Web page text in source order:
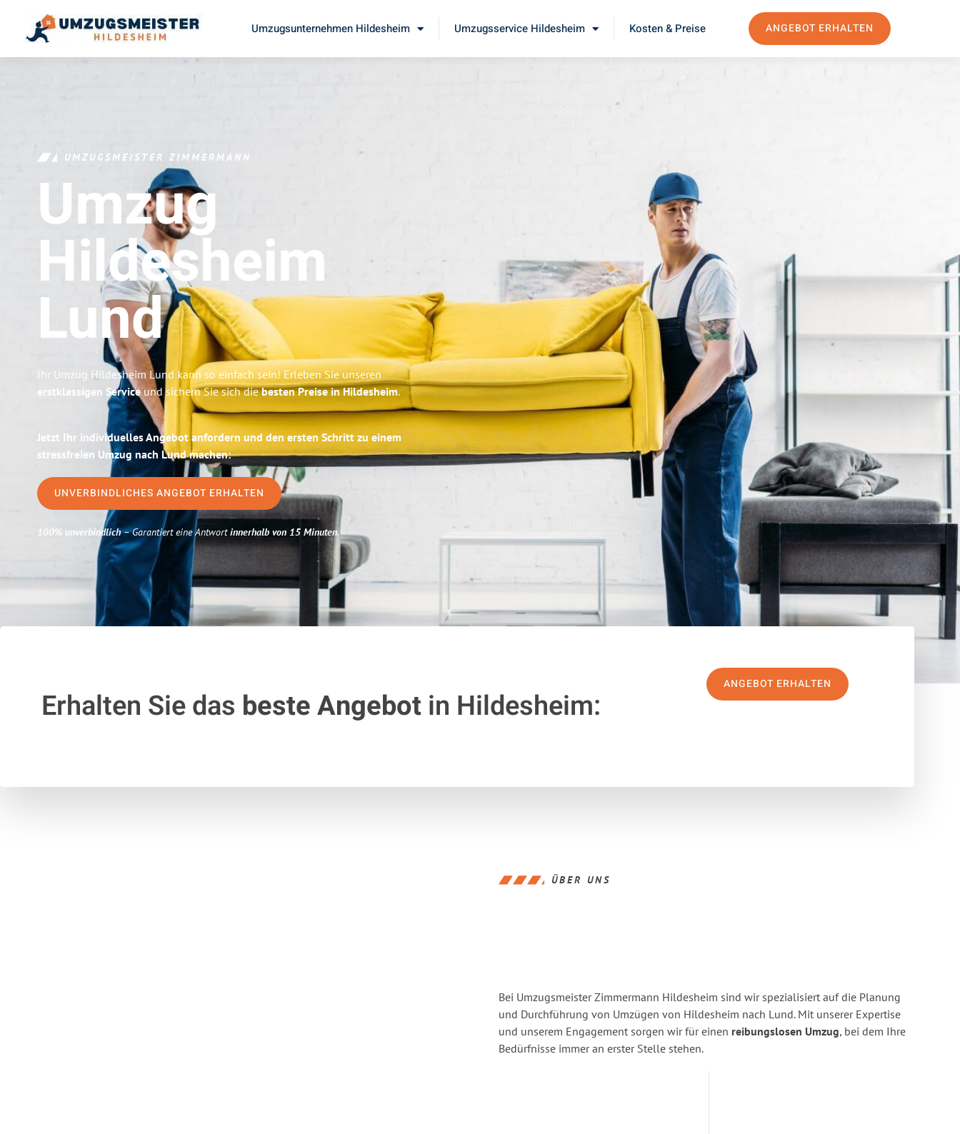
Umzugsunternehmen Hildesheim Umzugsservice Hildesheim Kosten & Preise ANGEBOT ERHALTEN
UMZUGSMEISTER ZIMMERMANN
Umzug
Hildesheim
Lund
Ihr Umzug Hildesheim Lund kann so einfach sein! Erleben Sie unseren
erstklassigen Serviceund sichern Sie sich diebesten Preise in Hildesheim.
Jetzt Ihr individuelles Angebot anfordern und den ersten Schritt zu einem
stressfreien Umzug nach Lund machen:
UNVERBINDLICHES ANGEBOT ERHALTEN
100% unverbindlich– Garantiert eine Antwortinnerhalb von 15 Minuten.
Erhalten Sie das beste Angebotin Hildesheim:
ANGEBOT ERHALTEN
ÜBER UNS
Bei Umzugsmeister Zimmermann Hildesheim sind wir spezialisiert auf die Planung
und Durchführung von Umzügen von Hildesheim nach Lund. Mit unserer Expertise
und unserem Engagement sorgen wir für einen reibungslosen Umzug, bei dem Ihre
Bedürfnisse immer an erster Stelle stehen.